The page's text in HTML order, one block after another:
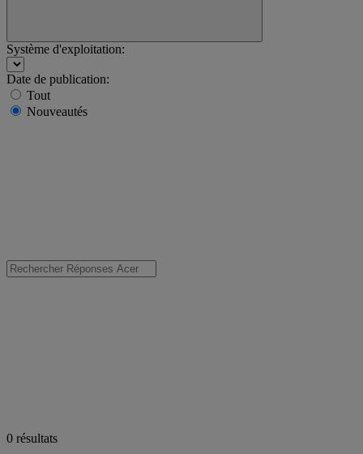
Système d'exploitation:
Date de publication:
Tout
Nouveautés
0 résultats